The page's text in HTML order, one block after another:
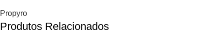
Propyro
Produtos Relacionados